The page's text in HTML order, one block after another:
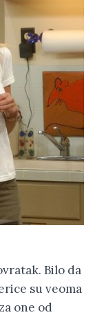
Bilo da
su veoma
one od